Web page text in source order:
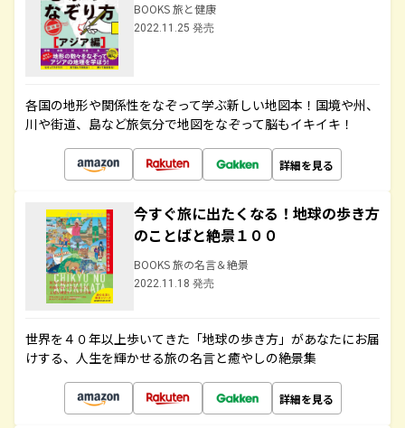
BOOKS 旅と健康
2022.11.25 発売
各国の地形や関係性をなぞって学ぶ新しい地図本！国境や州、
川や街道、島など旅気分で地図をなぞって脳もイキイキ！
詳細を見る
今すぐ旅に出たくなる！地球の歩き方
のことばと絶景１００
BOOKS 旅の名言＆絶景
2022.11.18 発売
世界を４０年以上歩いてきた「地球の歩き方」があなたにお届
けする、人生を輝かせる旅の名言と癒やしの絶景集
詳細を見る